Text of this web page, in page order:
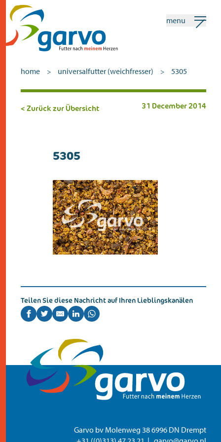
geschäfte
neuigkeiten
kontakt
menu
home > universalfutter (weichfresser) > 5305
< Zurück zur Übersicht 31 December 2014
5305
Teilen Sie diese Nachricht auf Ihren Lieblingskanälen
Garvo bv Molenweg 38 6996 DN Drempt